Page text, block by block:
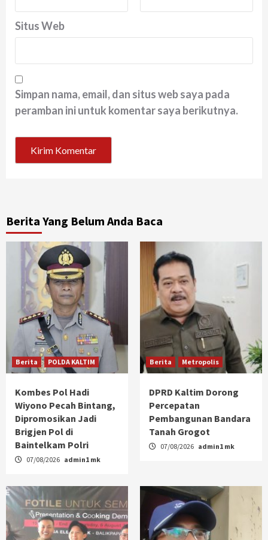
Situs Web
Simpan nama, email, dan situs web saya pada
peramban ini untuk komentar saya berikutnya.
Berita Yang Belum Anda Baca
Berita POLDA KALTIM
Kombes Pol Hadi
Wiyono Pecah Bintang,
Dipromosikan Jadi
Brigjen Pol di
Baintelkam Polri
07/08/2026 admin1 mk
Berita Metropolis
DPRD Kaltim Dorong
Percepatan
Pembangunan Bandara
Tanah Grogot
07/08/2026 admin1 mk